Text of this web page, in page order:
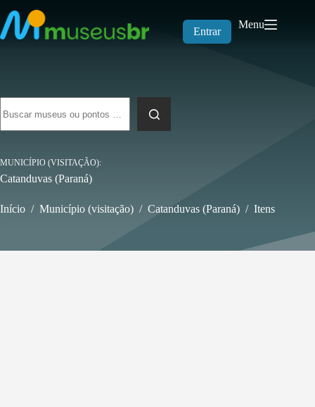
para
o
conteúdo
Entrar
Menu
resultados
MUNICÍPIO (VISITAÇÃO)
Catanduvas (Paraná)
Início / Município (visitação) / Catanduvas (Paraná) / Itens